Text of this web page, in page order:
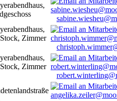
Zimmer
Zimmer